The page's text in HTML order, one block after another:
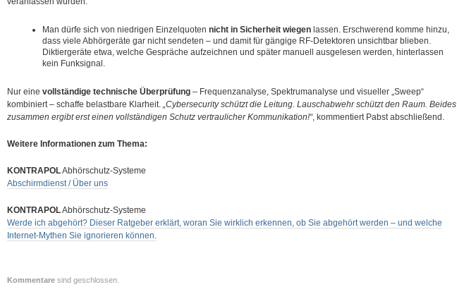
Man dürfe sich von niedrigen Einzelquoten nicht in Sicherheit wiegen lassen. Erschwerend komme hinzu,
dass viele Abhörgeräte gar nicht sendeten – und damit für gängige RF-Detektoren unsichtbar blieben.
Diktiergeräte etwa, welche Gespräche aufzeichnen und später manuell ausgelesen werden, hinterlassen
kein Funksignal.
Nur eine vollständige technische Überprüfung – Frequenzanalyse, Spektrumanalyse und visueller „Sweep“
kombiniert – schaffe belastbare Klarheit. „Cybersecurity schützt die Leitung. Lauschabwehr schützt den Raum. Beides
zusammen ergibt erst einen vollständigen Schutz vertraulicher Kommunikation!“, kommentiert Pabst abschließend.
Weitere Informationen zum Thema:
KONTRAPOLAbhörschutz-Systeme
Abschirmdienst / Über uns
KONTRAPOLAbhörschutz-Systeme
Werde ich abgehört? Dieser Ratgeber erklärt, woran Sie wirklich erkennen, ob Sie abgehört werden – und welche
Internet-Mythen Sie ignorieren können.
Kommentare sind geschlossen.